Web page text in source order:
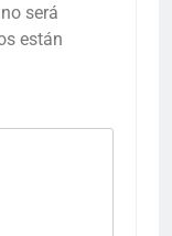
será
están